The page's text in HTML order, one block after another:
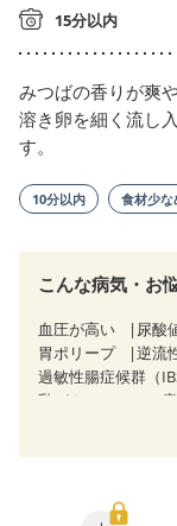
15分以内
みつばの香りが爽
溶き卵を細く流し
す。
10分以内 食材少な
こんな病気・お
血圧が高い 尿酸
胃ポリープ
逆流
過敏性腸症候群（
乳がん（ホルモン療
乳がん治療を終え
妊娠中(初期)
妊